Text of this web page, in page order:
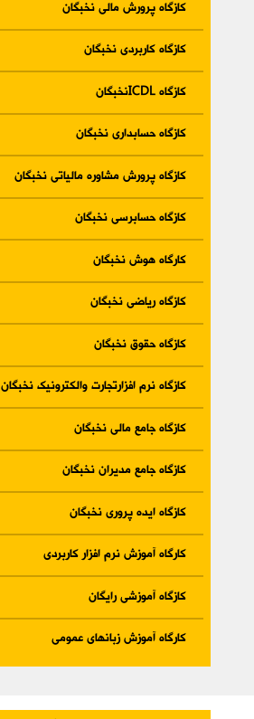
کازگاه پرورش مالی نخبگان
کازگاه کاربردی نخبگان
کازگاه ICDLنخبگان
کازگاه حسابداری نخبگان
کازگاه پرورش مشاوره مالیاتی نخبگان
کازگاه حسابرسی نخبگان
کارگاه هوش نخبگان
کازگاه ریاضی نخبگان
کازگاه حقوق نخبگان
کازگاه نرم افزارتجارت والکترونیک نخبگان
کازگاه جامع مالی نخبگان
کازگاه جامع مدیران نخبگان
کازگاه ایده پروری نخبگان
کارگاه آموزش نرم افزار کاربردی
کازگاه آموزشی رایگان
کارگاه آموزش زبانهای عمومی